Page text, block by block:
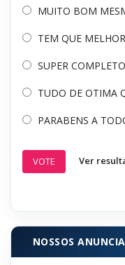
MUITO BOM
TEM QUE
SUPER
TUDO DE OTIMA
PARABENS A
VOTE Ver
NOSSOS